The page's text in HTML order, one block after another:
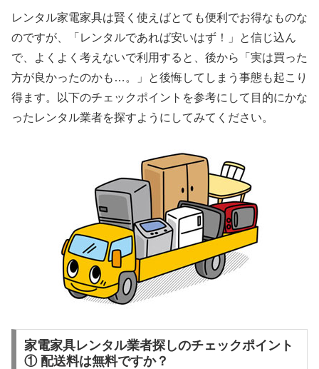
レンタル家電家具は賢く使えばとても便利でお得なものな
のですが、「レンタルであれば安いはず！」と信じ込ん
で、よくよく考えないで利用すると、後から「実は買った
方が良かったのかも…。」と後悔してしまう事態も起こり
得ます。以下のチェックポイントを参考にして目的にかな
ったレンタル業者を探すようにしてみてください。
家電家具レンタル業者探しのチェックポイント
① 配送料は無料ですか？